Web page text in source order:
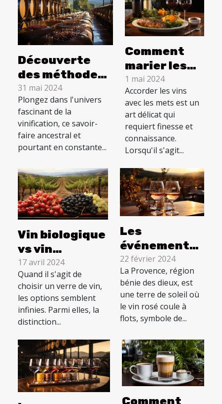
Découverte
des méthodes
traditionnelles
et modernes de
vinification
31 mai 2024
Plongez dans l'univers
fascinant de la
vinification, ce savoir-
faire ancestral et
pourtant en constante...
Comment
marier les
vins avec
des plats à
base de
saumon pour
sublimer
leurs
saveurs
1 mai 2024
Accorder les vins
avec les mets est un
art délicat qui
requiert finesse et
connaissance.
Lorsqu'il s'agit...
Vin biologique
vs vin
conventionnel
: quelle
différence ?
17 avril 2024
Quand il s'agit de
choisir un verre de vin,
les options semblent
infinies. Parmi elles, la
distinction...
Les
événements
culturels
régionaux où
le vin rosé de
Provence est
à l'honneur
22 février 2024
La Provence, région
bénie des dieux, est
une terre de soleil où
le vin rosé coule à
flots, symbole de...
Comment